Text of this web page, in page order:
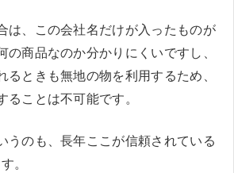
は、この会社名だけが入ったものが
の商品なのか分かりにくいですし、
るときも無地の物を利用するため、
ことは不可能です。
うのも、長年ここが信頼されている
。